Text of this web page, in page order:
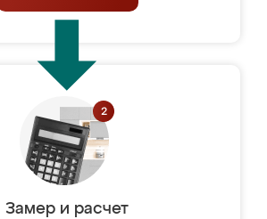
Замер и расчет